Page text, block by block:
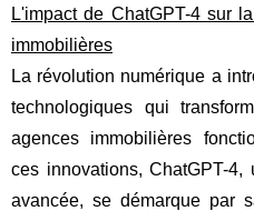
L'impact de ChatGPT-4 sur
immobilières
La révolution numérique a
technologiques qui
agences immobilières
ces innovations, ChatGPT-
avancée, se démarque par